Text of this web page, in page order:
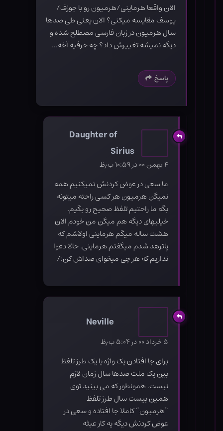
الان واقعا هرماینی/هرمیون رو با جوزف/
یوسف مقایسه میکنی؟ الان یعنی طی صدها
سال هرمیون در زبان فارسی مصطلح شده و
دیگه نمیشه تغییرش داد؟ چه حرفیه آخه…
پاسخ
Daughter of
Sirius
۴ بهمن ۰۰ در ۱۰:۵۹ ب٫ظ
ما سعی در عوض کردنش نمیکنیم همه
نمیگن هرمیون هر کسی راحته میتونه
بگه ما راحتیم تلفظ صحیح رو بگیم.
خیلیهای دیگه هم میگن من خودم الان
هشت ساله میگم هرماینی اولاشم که
پاترهد شدم میگفتم هرماینی. حالا دعوا
نداریم که هر چی میخوای صداش کن:/
Neville
۵ خرداد ۰۰ در ۵:۰۴ ب٫ظ
برای جا افتادن یک واژه یا یک طرز تلفظ
بین یک ملت صدها سال زمان لازم
نیست. همونطور که می بینید توی
همین بیست سال طرز تلفظ
“هرمیون” کاملا جا افتاده و سعی در
عوض کردنش دیگه یه کار عبثه